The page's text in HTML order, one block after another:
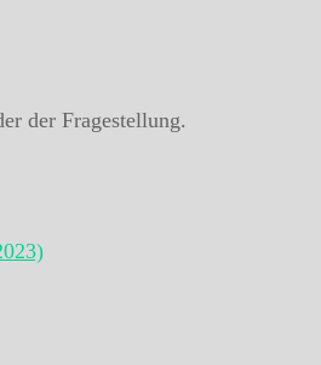
der Fragestellung.